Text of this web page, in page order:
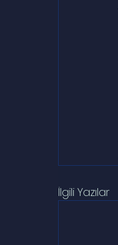
İlgili Yazılar